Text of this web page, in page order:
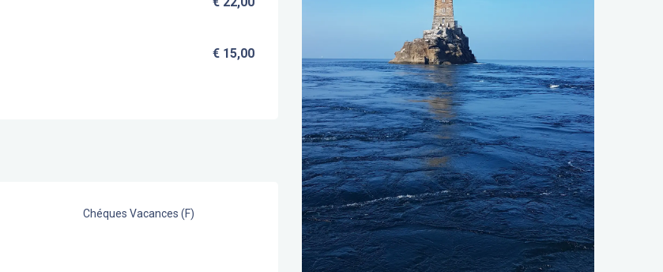
€ 15,00
Chéques Vacances (F)